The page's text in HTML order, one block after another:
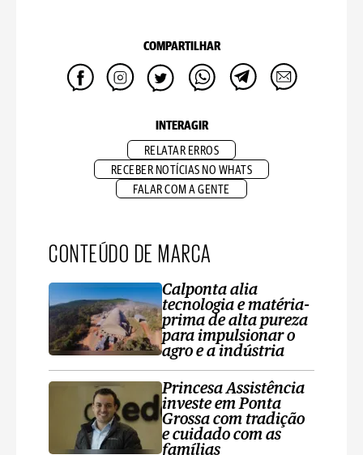
COMPARTILHAR
INTERAGIR
RELATAR ERROS
RECEBER NOTÍCIAS NO WHATS
FALAR COM A GENTE
CONTEÚDO DE MARCA
Calponta alia
tecnologia e matéria-
prima de alta pureza
para impulsionar o
agro e a indústria
Princesa Assistência
investe em Ponta
Grossa com tradição
e cuidado com as
famílias